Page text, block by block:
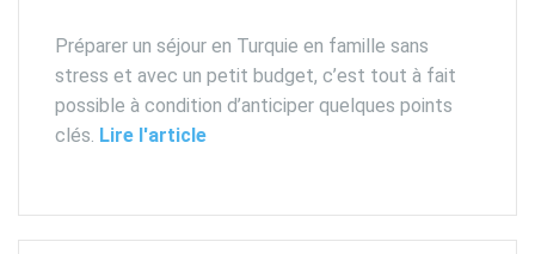
Préparer un séjour en Turquie en famille sans
stress et avec un petit budget, c’est tout à fait
possible à condition d’anticiper quelques points
clés. Lire l'article